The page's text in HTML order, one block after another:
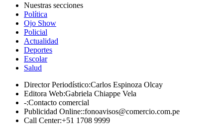
Nuestras secciones
Política
Ojo Show
Policial
Actualidad
Deportes
Escolar
Salud
Director Periodístico:Carlos Espinoza Olcay
Editora Web:Gabriela Chiappe Vela
-:Contacto comercial
Publicidad Online::fonoavisos@comercio.com.pe
Call Center:+51 1708 9999